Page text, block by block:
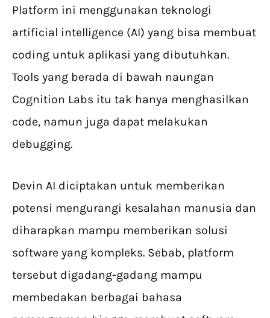
Platform ini menggunakan teknologi
artificial intelligence (AI) yang bisa membuat
coding untuk aplikasi yang dibutuhkan.
Tools yang berada di bawah naungan
Cognition Labs itu tak hanya menghasilkan
code, namun juga dapat melakukan
debugging.
Devin AI diciptakan untuk memberikan
potensi mengurangi kesalahan manusia dan
diharapkan mampu memberikan solusi
software yang kompleks. Sebab, platform
tersebut digadang-gadang mampu
membedakan berbagai bahasa